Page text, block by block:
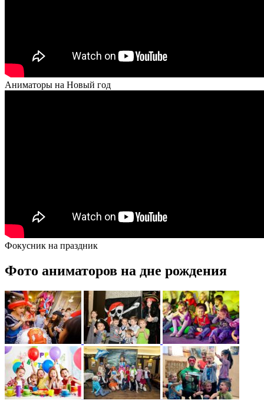
Аниматоры на Новый год
Фокусник на праздник
Фото аниматоров на дне рождения